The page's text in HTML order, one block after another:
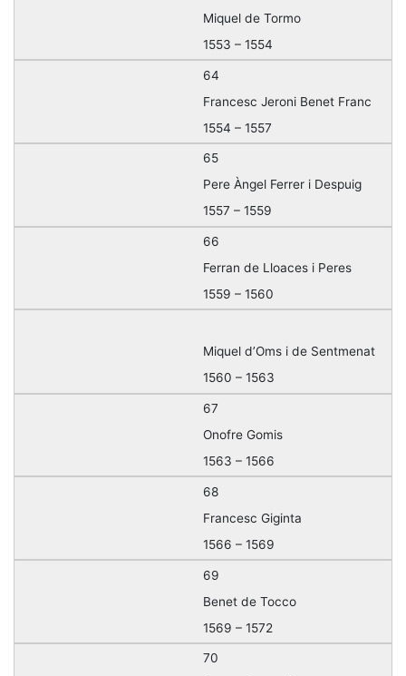
Miquel de Tormo
1553 – 1554
64
Francesc Jeroni Benet Franc
1554 – 1557
65
Pere Àngel Ferrer i Despuig
1557 – 1559
66
Ferran de Lloaces i Peres
1559 – 1560
Miquel d’Oms i de Sentmenat
1560 – 1563
67
Onofre Gomis
1563 – 1566
68
Francesc Giginta
1566 – 1569
69
Benet de Tocco
1569 – 1572
70